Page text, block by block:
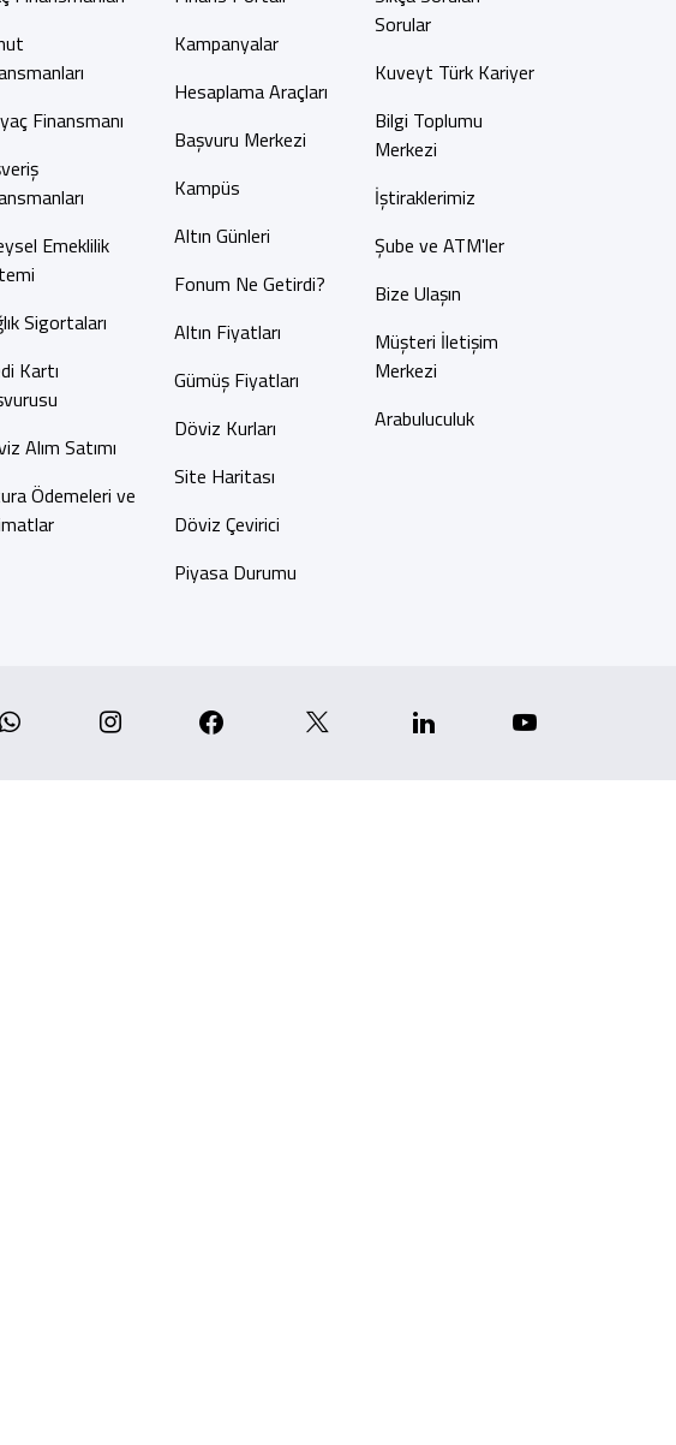
Finansmanı
Emeklilik
Sigortaları
Kartı
Alım Satımı
Ödemeleri ve
Kampanyalar
Hesaplama Araçları
Başvuru Merkezi
Kampüs
Altın Günleri
Fonum Ne Getirdi?
Altın Fiyatları
Gümüş Fiyatları
Döviz Kurları
Site Haritası
Döviz Çevirici
Piyasa Durumu
Sorular
Kuveyt Türk Kariyer
Bilgi Toplumu
Merkezi
İştiraklerimiz
Şube ve ATM'ler
Bize Ulaşın
Müşteri İletişim
Merkezi
Arabuluculuk
Whatsapp Instagram Facebook Linkedin